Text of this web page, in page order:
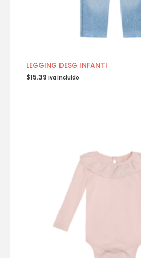
LEGGING DESG INFANTI
$15.39 Iva incluido